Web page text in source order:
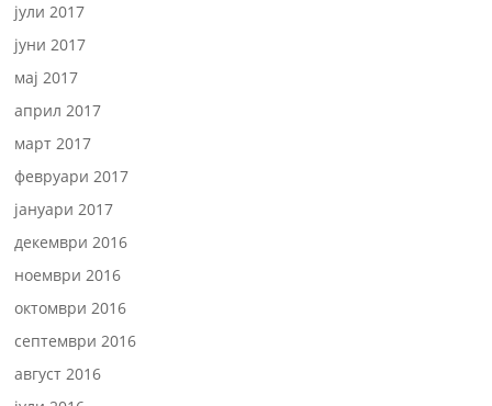
јули 2017
јуни 2017
мај 2017
април 2017
март 2017
февруари 2017
јануари 2017
декември 2016
ноември 2016
октомври 2016
септември 2016
август 2016